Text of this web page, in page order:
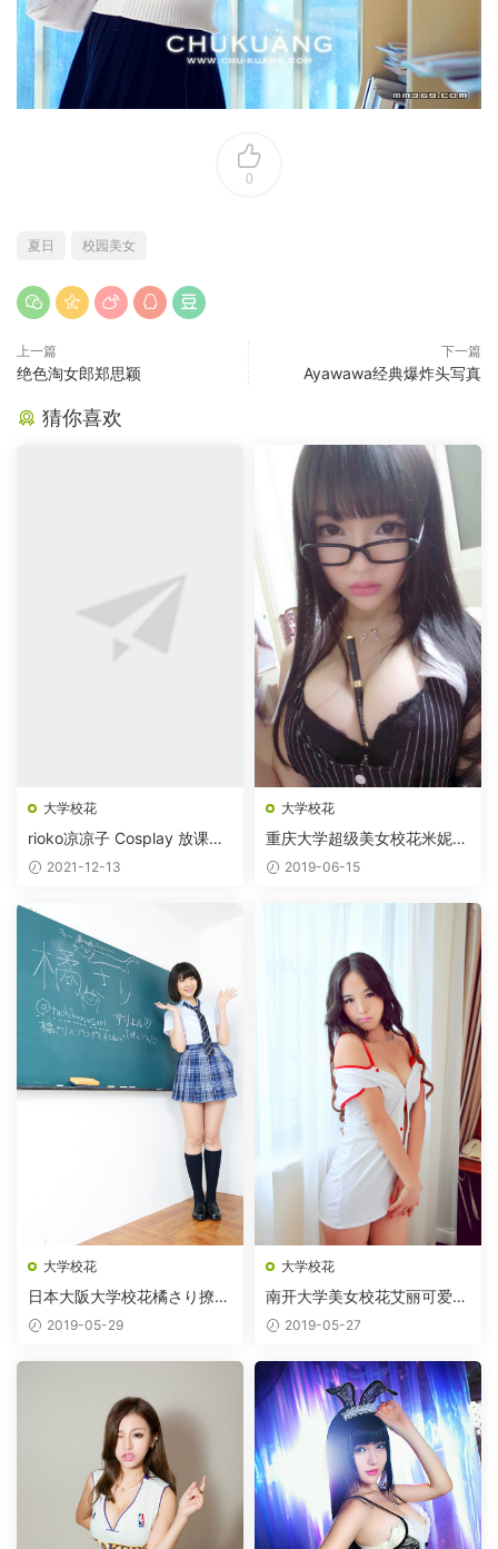
0
夏日 校园美女
上一篇
绝色淘女郎郑思颖
下一篇
Ayawawa经典爆炸头写真
猜你喜欢
大学校花
rioko凉凉子 Cosplay 放课后
的学姐
2021-12-13
大学校花
重庆大学超级美女校花米妮大
萌萌2019-06-15
大学校花
日本大阪大学校花橘さり撩裙
制服2019-05-29
大学校花
南开大学美女校花艾丽可爱护
士装2019-05-27